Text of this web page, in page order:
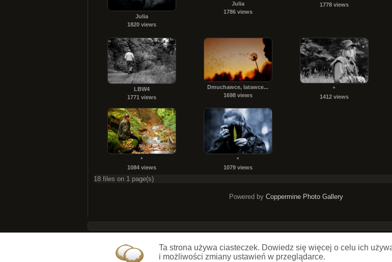
Julia
1820 views
Julia
1786 views
1778 views
LBW4
1771 views
Dmuchawce, latawce...
1698 views
*
1412 views
*
1084 views
*
1079 views
18 files on 1 page(s)
Powered by Coppermine Photo Gallery
Ta strona używa ciasteczek. Dowiedz się więcej o celu ich
i możliwości zmiany ustawień w przeglądarce.